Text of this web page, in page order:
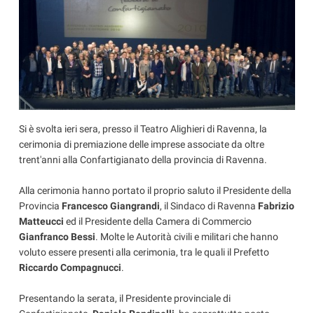
Si è svolta ieri sera, presso il Teatro Alighieri di Ravenna, la
cerimonia di premiazione delle imprese associate da oltre
trent'anni alla Confartigianato della provincia di Ravenna.
Alla cerimonia hanno portato il proprio saluto il Presidente della
Provincia Francesco Giangrandi, il Sindaco di Ravenna Fabrizio
Matteuccied il Presidente della Camera di Commercio
Gianfranco Bessi. Molte le Autorità civili e militari che hanno
voluto essere presenti alla cerimonia, tra le quali il Prefetto
Riccardo Compagnucci.
Presentando la serata, il Presidente provinciale di